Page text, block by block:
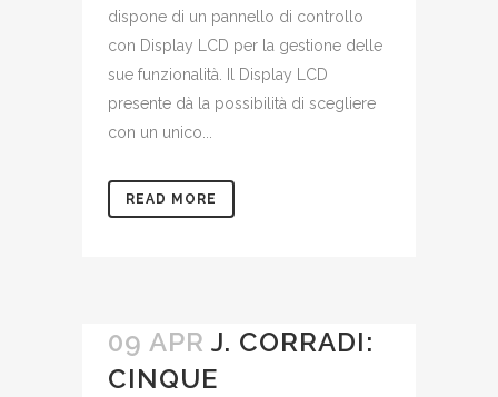
dispone di un pannello di controllo
con Display LCD per la gestione delle
sue funzionalità. Il Display LCD
presente dà la possibilità di scegliere
con un unico...
READ MORE
09 APR J. CORRADI:
CINQUE